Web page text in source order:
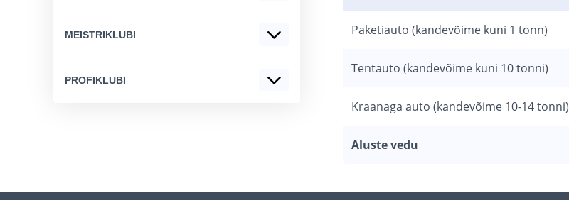
MEISTRIKLUBI
PROFIKLUBI
Paketiauto (kandevõime kuni 1 tonn)
Tentauto (kandevõime kuni 10 tonni)
Kraanaga auto (kandevõime 10-14 tonni)
Aluste vedu